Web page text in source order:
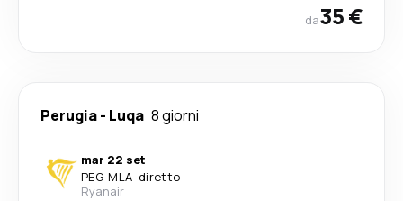
da35 €
Perugia- Luqa 8 giorni
mar 22 set
PEG-MLA· diretto
Ryanair